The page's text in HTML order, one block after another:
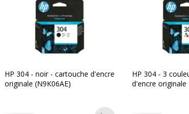
Données d'identification
Données
Code barre maitre
Marque
HP 304 - noir - cartouche d'encre
originale (N9K06AE)
HP 304 - 3
d'encre originale